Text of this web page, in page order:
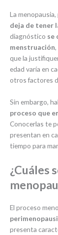
La
deja de tener
diagnóstico se
menstruación
que la
edad varía en
otros factores
Sin embargo,
proceso que
Conocerlas te
presentan en
tiempo para
¿Cuáles
El proceso
presenta